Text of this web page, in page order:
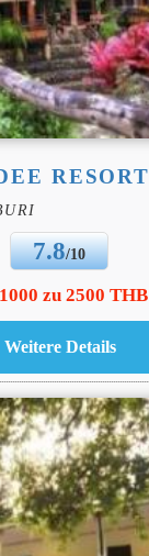
RESORT
7.8/10
zu 2500 THB